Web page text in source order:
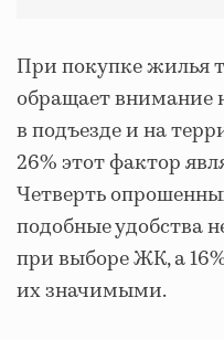
При покупке жилья
обращает внимание
в подъезде и на
26% этот фактор
Четверть
подобные удобства
при выборе ЖК, а
их значимыми.